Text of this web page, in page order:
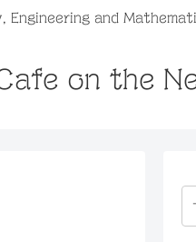
Engineering and
on the